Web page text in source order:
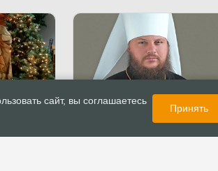
Поздравление с Рождеством
Христовым от митрополита
сайт, вы соглашаетесь
Принять